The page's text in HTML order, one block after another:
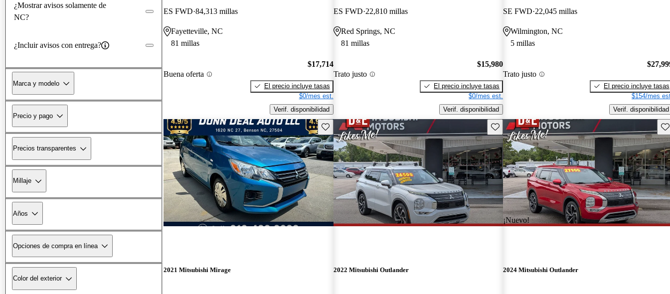
¿Mostrar avisos solamente de
NC?
¿Incluir avisos con entrega?
Marca y modelo
Precio y pago
Precios transparentes
Millaje
Años
Opciones de compra en línea
Color del exterior
ES FWD 84,313 millas
Fayetteville, NC
81 millas
Buena oferta
$17,714
El precio incluye tasas
$0/mes est.
Verif. disponibilidad
ES FWD 22,810 millas
Red Springs, NC
81 millas
Trato justo
$15,980
El precio incluye tasas
$0/mes est.
Verif. disponibilidad
SE FWD 22,045 millas
Wilmington, NC
5 millas
Trato justo
El precio incluye tasas
$154/mes
Verif. disponibilidad
Guarda este Aviso
2021 Mitsubishi Mirage
Guarda este Aviso
2022 Mitsubishi Outlander
¡Nuevo!
2024 Mitsubishi Outlander